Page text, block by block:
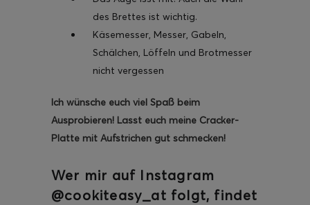
des Brettes ist wichtig.
Käsemesser, Messer, Gabeln,
Schälchen, Löffeln und Brotmesser
nicht vergessen
Ich wünsche euch viel Spaß beim
Ausprobieren! Lasst euch meine Cracker-
Platte mit Aufstrichen gut schmecken!
Wer mir auf Instagram
@cookiteasy_at folgt, findet